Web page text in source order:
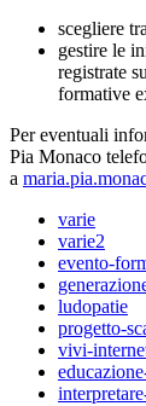
scegliere
gestire le
registrate
formative
Per eventuali
Pia Monaco
a
varie
varie2
evento-
ludopatie
progetto-
vivi-